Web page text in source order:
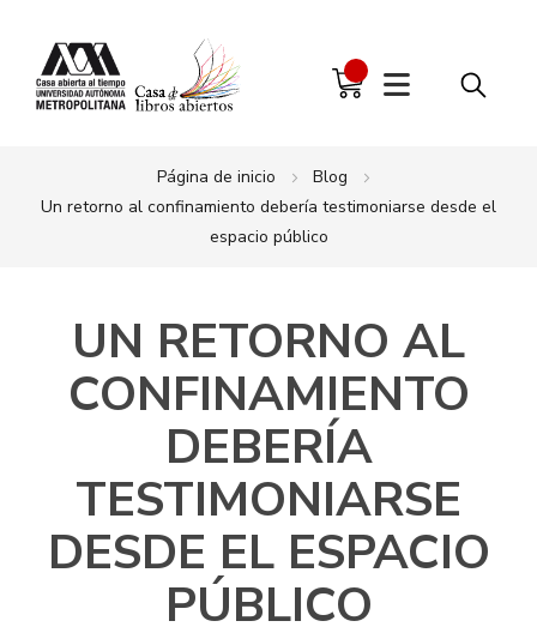
Página de inicio
Blog
Un retorno al confinamiento debería testimoniarse desde el
espacio público
UN RETORNO AL
CONFINAMIENTO
DEBERÍA
TESTIMONIARSE
DESDE EL ESPACIO
PÚBLICO